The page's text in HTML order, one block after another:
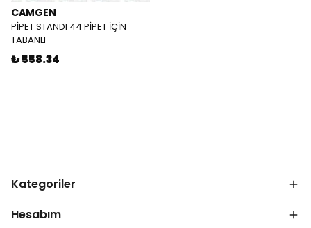
CAMGEN
PİPET STANDI 44 PİPET İÇİN
TABANLI
₺ 558.34
Kategoriler
Hesabım